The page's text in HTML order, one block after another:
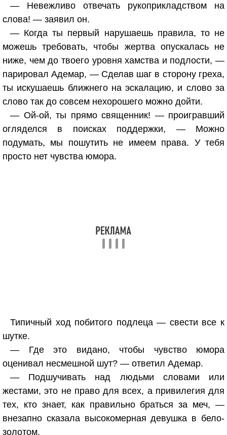
— Невежливо отвечать рукоприкладством на
слова! — заявил он.
— Когда ты первый нарушаешь правила, то не
можешь требовать, чтобы жертва опускалась не
ниже, чем до твоего уровня хамства и подлости, —
парировал Адемар, — Сделав шаг в сторону греха,
ты искушаешь ближнего на эскалацию, и слово за
слово так до совсем нехорошего можно дойти.
— Ой-ой, ты прямо священник! — проигравший
огляделся в поисках поддержки, — Можно
подумать, мы пошутить не имеем права. У тебя
просто нет чувства юмора.
Типичный ход побитого подлеца — свести все к
шутке.
— Где это видано, чтобы чувство юмора
оценивал несмешной шут? — ответил Адемар.
— Подшучивать над людьми словами или
жестами, это не право для всех, а привилегия для
тех, кто знает, как правильно браться за меч, —
внезапно сказала высокомерная девушка в бело-
золотом.